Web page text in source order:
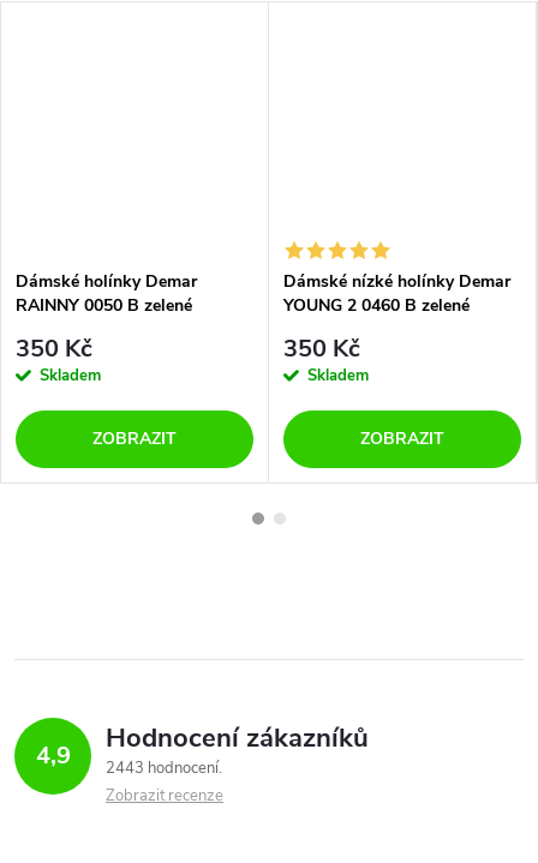
Dámské holínky Demar
RAINNY 0050 B zelené
350 Kč
Skladem
ZOBRAZIT
Dámské nízké holínky Demar
YOUNG 2 0460 B zelené
350 Kč
Skladem
ZOBRAZIT
4,9 Hodnocení zákazníků
2443 hodnocení
Zobrazit recenze